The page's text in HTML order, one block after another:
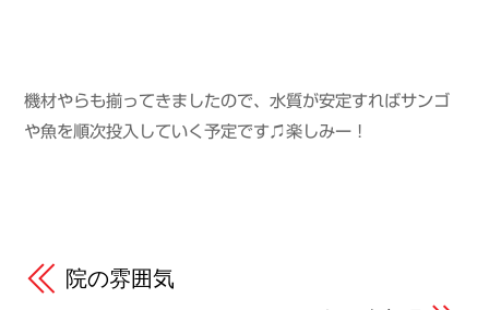
機材やらも揃ってきましたので、水質が安定すればサンゴ
や魚を順次投入していく予定です♫楽しみー！
院の雰囲気